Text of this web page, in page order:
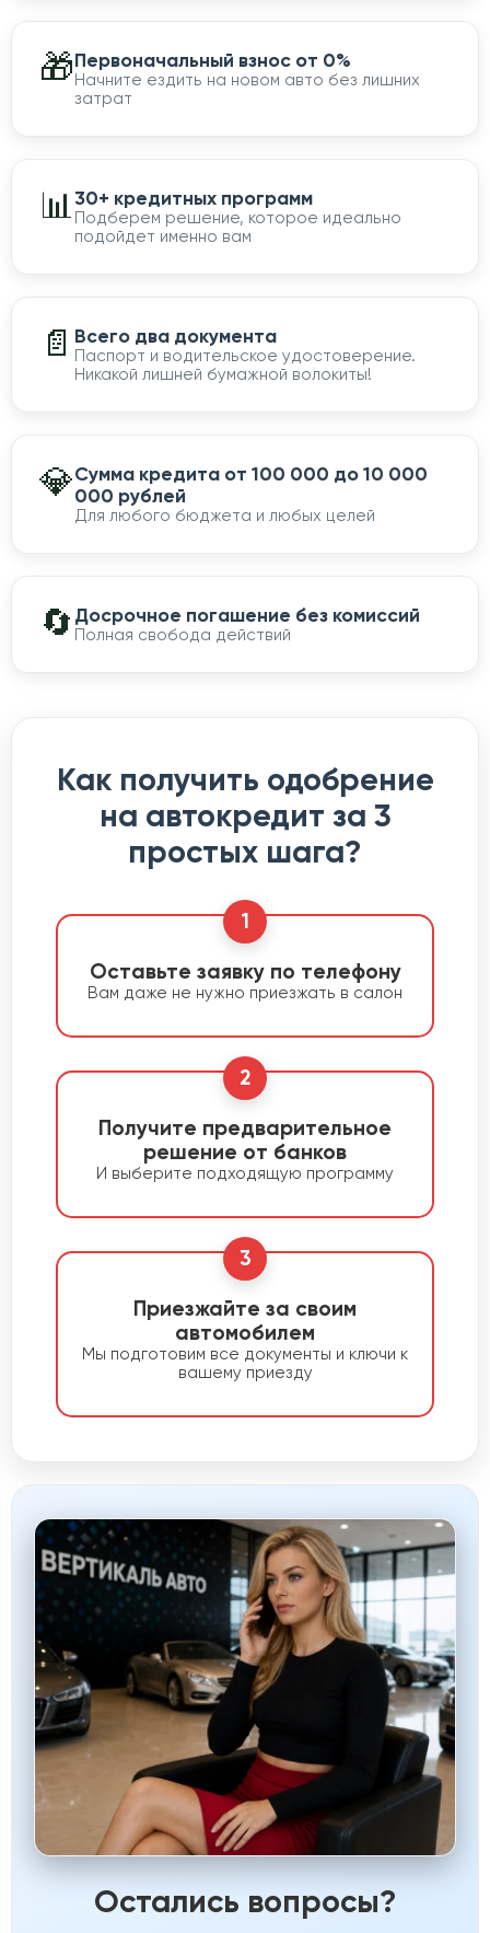
🎁Первоначальный взнос от 0%
Начните ездить на новом авто без лишних
затрат
📊30+ кредитных программ
Подберем решение, которое идеально
подойдет именно вам
📄 Всего два документа
Паспорт и водительское удостоверение.
Никакой лишней бумажной волокиты!
💎Сумма кредита от 100 000 до 10 000
000 рублей
Для любого бюджета и любых целей
🔄 Досрочное погашение без комиссий
Полная свобода действий
Как получить одобрение
на автокредит за 3
простых шага?
1
Оставьте заявку по телефону
Вам даже не нужно приезжать в салон
2
Получите предварительное
решение от банков
И выберите подходящую программу
3
Приезжайте за своим
автомобилем
Мы подготовим все документы и ключи к
вашему приезду
Остались вопросы?